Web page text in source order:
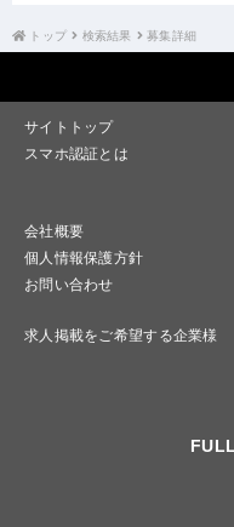
トップ 検索結果 募集詳細
サイトトップ
スマホ認証とは
会社概要
個人情報保護方針
お問い合わせ
求人掲載をご希望する企業様